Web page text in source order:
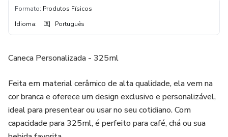
Formato: Produtos Físicos
Idioma: Português
Caneca Personalizada - 325ml
Feita em material cerâmico de alta qualidade, ela vem na
cor branca e oferece um design exclusivo e personalizável,
ideal para presentear ou usar no seu cotidiano. Com
capacidade para 325ml, é perfeito para café, chá ou sua